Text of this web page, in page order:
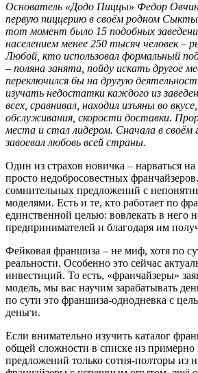
Основатель «Додо Пиццы» Федор
первую пиццерию в своём родном
тот момент было 15 подобных
населением менее 250 тысяч человек –
Любой, кто использовал формальный
– поляна занята, пойду искать другое
переключился бы на другую
изучать недостатки каждого из
всех, сравнивал, находил изъяны во
обслуживания, скорости доставки.
места и стал лидером. Сначала в своём
завоевал любовь всей страны.
Один из страхов новичка – нарваться
просто недобросовестных
сомнительных предложений с
моделями. Есть и те, кто работает по
единственной целью: вовлекать в него
предпринимателей и благодаря им
Фейковая франшиза – не миф, хотя по
реальности. Особенно это сейчас
инвестиций. То есть, «франчайзеры»
модель, мы вас научим зарабатывать
по сути это франшиза-однодневка с
деньги.
Если внимательно изучить каталог
общей сложности в списке из примерно
предложений только сотня-полторы из